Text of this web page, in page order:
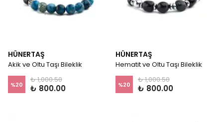
HÜNERTAŞ
Akik ve Oltu Taşı Bileklik
%20
₺ 1,000.50
₺ 800.00
HÜNERTAŞ
Hematit ve Oltu Taşı Bileklik
%20
₺ 1,000.50
₺ 800.00